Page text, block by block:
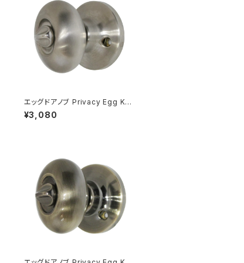
エッグドアノブ Privacy Egg Kno
bset 簡易錠 ステンレススチール
¥3,080